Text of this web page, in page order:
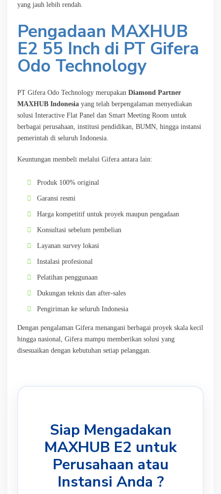
yang jauh lebih rendah.
Pengadaan MAXHUB
E2 55 Inch di PT Gifera
Odo Technology
PT Gifera Odo Technology merupakan Diamond Partner
MAXHUB Indonesia yang telah berpengalaman menyediakan
solusi Interactive Flat Panel dan Smart Meeting Room untuk
berbagai perusahaan, institusi pendidikan, BUMN, hingga instansi
pemerintah di seluruh Indonesia.
Keuntungan membeli melalui Gifera antara lain:
Produk 100% original
Garansi resmi
Harga kompetitif untuk proyek maupun pengadaan
Konsultasi sebelum pembelian
Layanan survey lokasi
Instalasi profesional
Pelatihan penggunaan
Dukungan teknis dan after-sales
Pengiriman ke seluruh Indonesia
Dengan pengalaman Gifera menangani berbagai proyek skala kecil
hingga nasional, Gifera mampu memberikan solusi yang
disesuaikan dengan kebutuhan setiap pelanggan.
Siap Mengadakan
MAXHUB E2 untuk
Perusahaan atau
Instansi Anda ?